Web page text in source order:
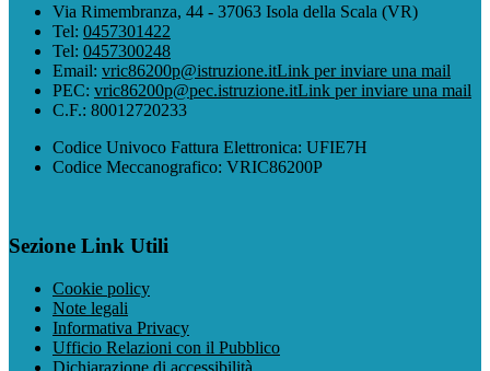
Via Rimembranza, 44 - 37063 Isola della Scala (VR)
Tel: 0457301422
Tel: 0457300248
Email: vric86200p@istruzione.itLink per inviare una mail
PEC: vric86200p@pec.istruzione.itLink per inviare una mail
C.F.: 80012720233
Codice Univoco Fattura Elettronica: UFIE7H
Codice Meccanografico: VRIC86200P
Sezione Link Utili
Cookie policy
Note legali
Informativa Privacy
Ufficio Relazioni con il Pubblico
Dichiarazione di accessibilità